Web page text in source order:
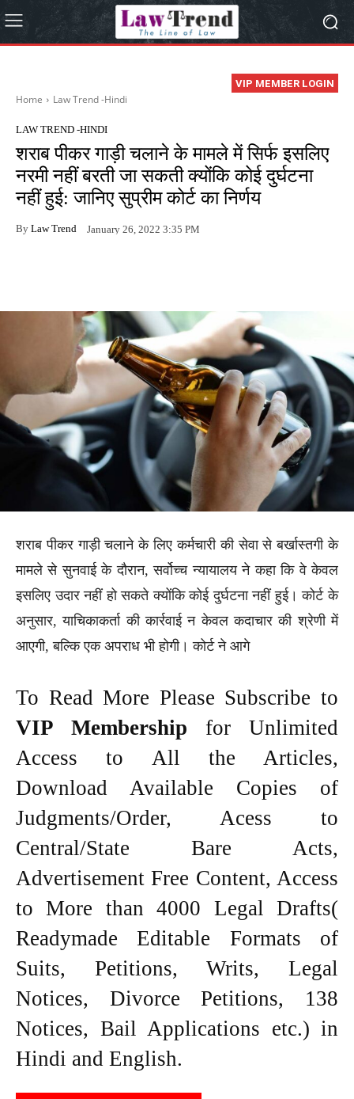
VIP MEMBER LOGIN
Home Law Trend -Hindi
LAW TREND -HINDI
शराब पीकर गाड़ी चलाने के मामले में सिर्फ इसलिए
नरमी नहीं बरती जा सकती क्योंकि कोई दुर्घटना
नहीं हुई: जानिए सुप्रीम कोर्ट का निर्णय
By Law Trend January 26, 2022 3:35 PM
शराब पीकर गाड़ी चलाने के लिए कर्मचारी की सेवा से बर्खास्तगी के
मामले से सुनवाई के दौरान, सर्वोच्च न्यायालय ने कहा कि वे केवल
इसलिए उदार नहीं हो सकते क्योंकि कोई दुर्घटना नहीं हुई। कोर्ट के
अनुसार, याचिकाकर्ता की कार्रवाई न केवल कदाचार की श्रेणी में
आएगी, बल्कि एक अपराध भी होगी। कोर्ट ने आगे
To Read More Please Subscribe to
VIP Membership for Unlimited
Access to All the Articles,
Download Available Copies of
Judgments/Order, Acess to
Central/State Bare Acts,
Advertisement Free Content, Access
to More than 4000 Legal Drafts(
Readymade Editable Formats of
Suits, Petitions, Writs, Legal
Notices, Divorce Petitions, 138
Notices, Bail Applications etc.) in
Hindi and English.